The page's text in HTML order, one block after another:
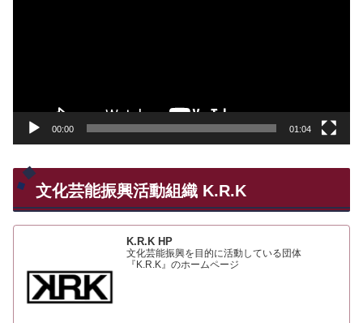
00:00 01:04
文化芸能振興活動組織 K.R.K
K.R.K HP
文化芸能振興を目的に活動している団体
『K.R.K』のホームページ